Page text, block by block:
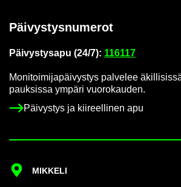
Päi­vys­tys­nu­me­rot
Päi­vys­tys­a­pu (24/7): 116117
Mo­ni­toi­mi­ja­päi­vys­tys pal­ve­lee
pauk­sis­sa ym­pä­ri vuo­ro­kau­den.
Päi­vys­tys ja kii­reel­li­nen apu
MIK­KE­LI